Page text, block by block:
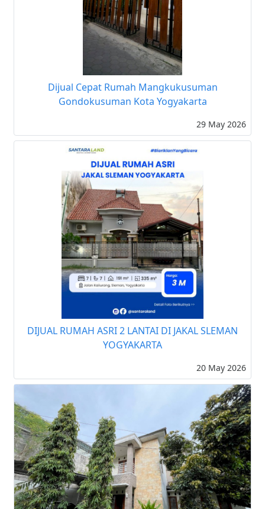
Dijual Cepat Rumah Mangkukusuman
Gondokusuman Kota Yogyakarta
29 May 2026
DIJUAL RUMAH ASRI 2 LANTAI DI JAKAL SLEMAN
YOGYAKARTA
20 May 2026